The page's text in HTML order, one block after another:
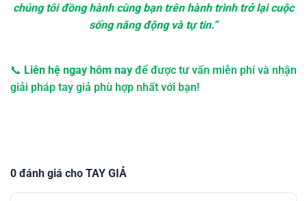
chúng tôi đồng hành cùng bạn trên hành trình trở lại cuộc
sống năng động và tự tin.”
📞 Liên hệ ngay hôm nay để được tư vấn miễn phí và nhận
giải pháp tay giả phù hợp nhất với bạn!
0 đánh giá cho TAY GIẢ